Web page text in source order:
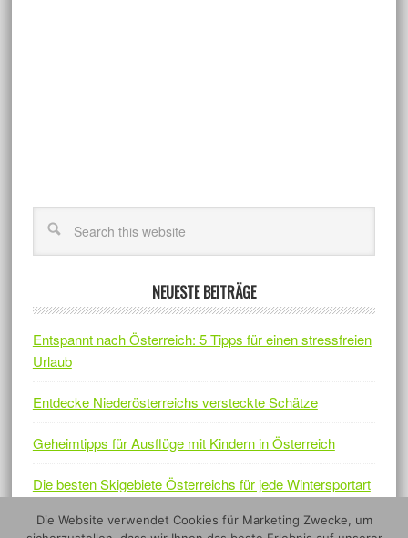
NEUESTE BEITRÄGE
Entspannt nach Österreich: 5 Tipps für einen stressfreien
Urlaub
Entdecke Niederösterreichs versteckte Schätze
Geheimtipps für Ausflüge mit Kindern in Österreich
Die besten Skigebiete Österreichs für jede Wintersportart
Österreichs Naturjuwelen – Fünf Nationalparks, die sich
Die Website verwendet Cookies für Marketing Zwecke, um